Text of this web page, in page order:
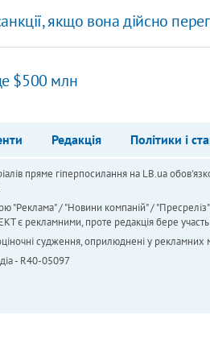
якщо вона дійсно
$500 млн
Редакція Політики і
пряме гіперпосилання на LB.ua
"Реклама" / "Новини компаній" /
рекламними, проте редакція бере участь
судження, оприлюднені у
- R40-05097